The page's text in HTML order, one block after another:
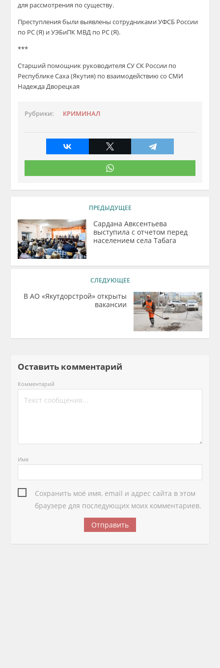
для рассмотрения по существу.
Преступления были выявлены сотрудниками УФСБ России
по РС (Я) и УЭБиПК МВД по РС (Я).
***
Старший помощник руководителя СУ СК России по
Республике Саха (Якутия) по взаимодействию со СМИ
Надежда Дворецкая
Рубрики: КРИМИНАЛ
ПРЕДЫДУЩЕЕ
Сардана Авксентьева
выступила с отчетом перед
населением села Табага
СЛЕДУЮЩЕЕ
В АО «Якутдорстрой» открыты
вакансии
Оставить комментарий
Комментарий
Имя
Сохранить моё имя, email и адрес сайта в этом
браузере для последующих моих комментариев.